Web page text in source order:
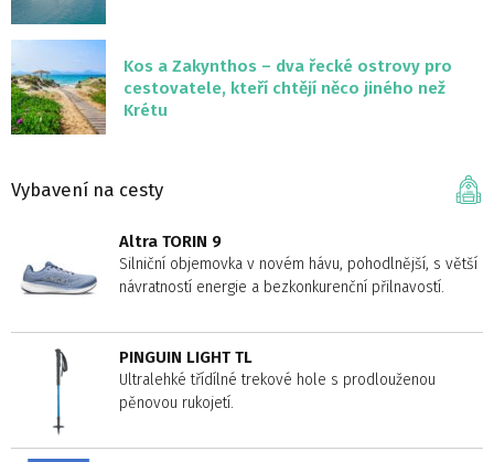
Kos a Zakynthos – dva řecké ostrovy pro
cestovatele, kteří chtějí něco jiného než
Krétu
Vybavení na cesty
Altra TORIN 9
Silniční objemovka v novém hávu, pohodlnější, s větší
návratností energie a bezkonkurenční přilnavostí.
PINGUIN LIGHT TL
Ultralehké třídílné trekové hole s prodlouženou
pěnovou rukojetí.